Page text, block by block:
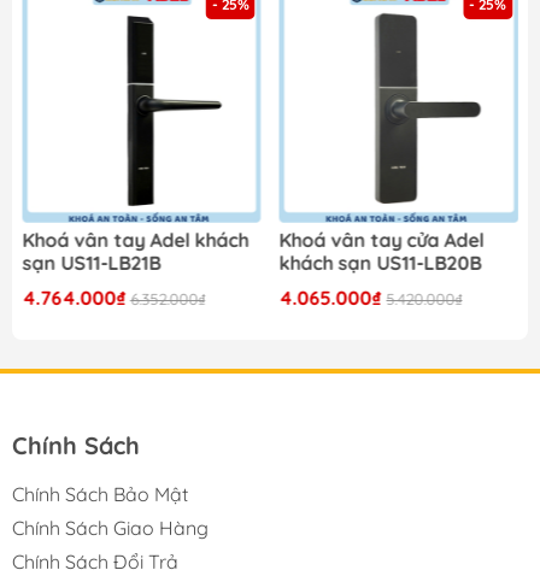
- 25%
Khoá vân tay Adel khách
sạn US11-LB21B
4.764.000₫ 6.352.000₫
- 25%
Khoá vân tay cửa Adel
khách sạn US11-LB20B
4.065.000₫ 5.420.000₫
Chính Sách
Chính Sách Bảo Mật
Chính Sách Giao Hàng
Chính Sách Đổi Trả